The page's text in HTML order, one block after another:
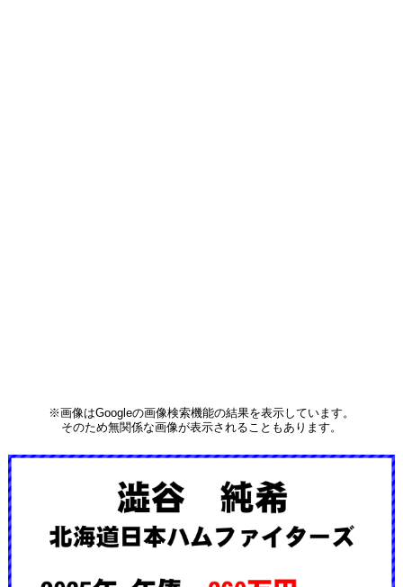
※画像はGoogleの画像検索機能の結果を表示しています。
そのため無関係な画像が表示されることもあります。